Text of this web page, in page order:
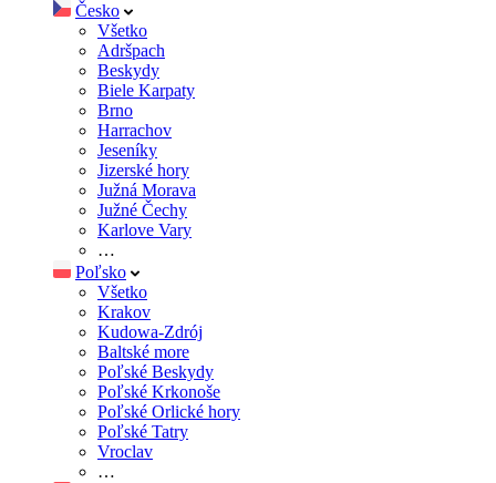
Česko
Všetko
Adršpach
Beskydy
Biele Karpaty
Brno
Harrachov
Jeseníky
Jizerské hory
Južná Morava
Južné Čechy
Karlove Vary
…
Poľsko
Všetko
Krakov
Kudowa-Zdrój
Baltské more
Poľské Beskydy
Poľské Krkonoše
Poľské Orlické hory
Poľské Tatry
Vroclav
…